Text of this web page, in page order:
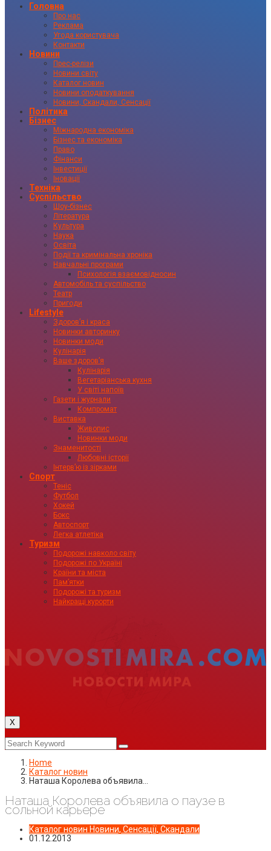
Головна
Про нас
Реклама
Угода користувача
Контакти
Новини
Прес-релізи
Новини світу
Каталог новин
Новини оподаткування
Новини, Скандали, Сенсації
Політика
Бізнес
Міжнародна економіка
Бізнес та економіка
Право
Фінанси
Інвестиції
Іновації
Техніка
Суспільство
Шоу-бізнес
Література
Культура
Наука
Освіта
Події та кримінальна хроніка
Навчальні програми
Психологія взаємовідносин
Автомобіль та суспільство
Театр
Пригоди
Lifestyle
Здоровʼя і краса
Новинки авторинку
Новинки моди
Кулінарія
Ваше здоровʼя
Кулінарія
Вегетаріанська кухня
У світі напоїв
Газети і журнали
Компромат
Виставка
Живопис
Новинки моди
Знаменитості
Любовні історії
Інтервʼю із зірками
Спорт
Теніс
Футбол
Хокей
Бокс
Автоспорт
Легка атлетіка
Туризм
Подорожі навколо світу
Подорожі по Україні
Країни та міста
Пам’ятки
Подорожі та туризм
Найкращі курорти
X
Home
Каталог новин
Наташа Королева объявила…
Наташа Королева объявила о паузе в
сольной карьере
Каталог новин Новини, Сенсації, Скандали
01.12.2013